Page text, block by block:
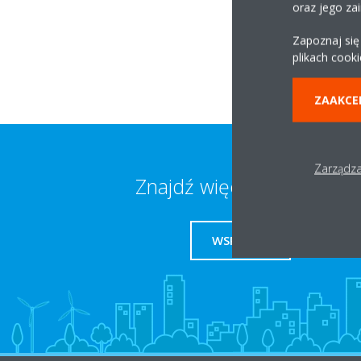
60-179 Poznań
Znajdź więcej informacji
WSPARCIE
oraz jego
Zapoznaj
plikach